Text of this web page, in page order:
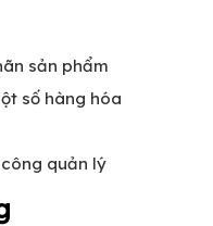
sản phẩm
số hàng hóa
quản lý